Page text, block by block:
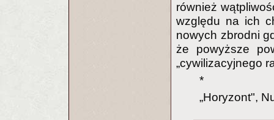
również
względu na ich
nowych zbrodni
że powyższe
„cywilizacyjnego
*
„Horyzont",